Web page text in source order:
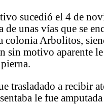
sucedió el 4 de
de unas vías que se
colonia Arbolitos,
sin motivo aparente
trasladado a recibir
le fue